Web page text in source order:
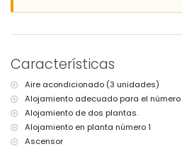
Más información
del apartamento)
apartamento)
puerto más cercano: Puerto de
apartamento)
parque más cercano: Playetes (a
apartamento)
Características
Aire acondicionado (3 unidades)
Alojamiento adecuado para el
Alojamiento de dos plantas.
Alojamiento en planta número 1
Ascensor